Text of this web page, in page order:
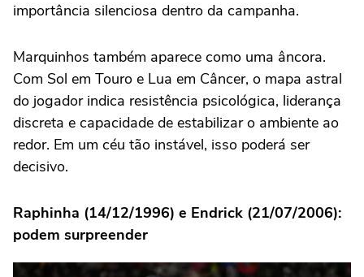
importância silenciosa dentro da campanha.
Marquinhos também aparece como uma âncora.
Com Sol em Touro e Lua em Câncer, o mapa astral
do jogador indica resistência psicológica, liderança
discreta e capacidade de estabilizar o ambiente ao
redor. Em um céu tão instável, isso poderá ser
decisivo.
Raphinha (14/12/1996) e Endrick (21/07/2006):
podem surpreender